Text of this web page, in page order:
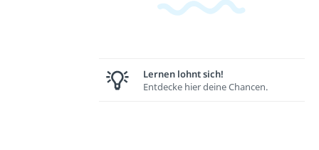
Lernen lohnt sich!
Entdecke hier deine Chancen.